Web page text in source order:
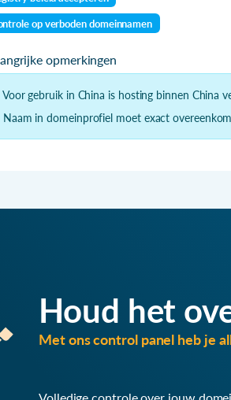
op verboden domeinnamen
opmerkingen
Voor gebruik in China is hosting binnen China
Naam in domeinprofiel moet exact
Houd het
Met ons control panel heb je